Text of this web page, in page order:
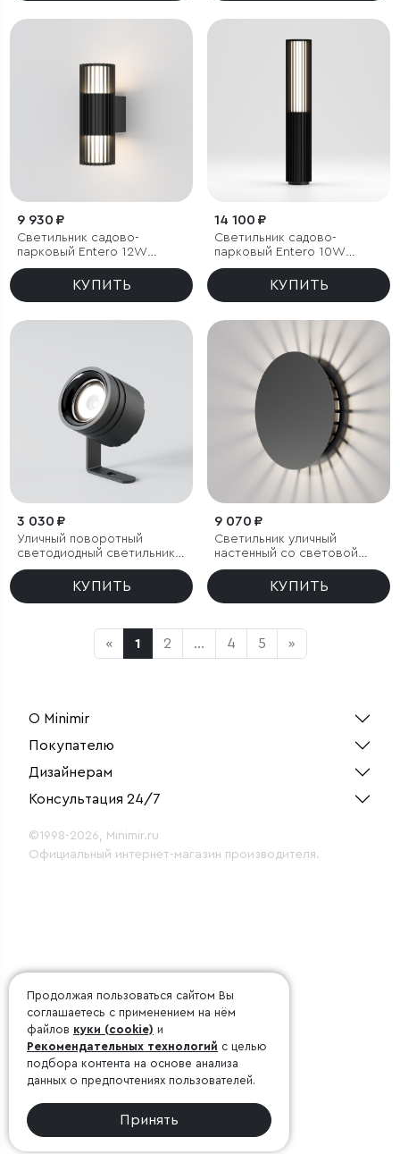
9 930 ₽
Светильник садово-
парковый Entero 12W
черный
КУПИТЬ
14 100 ₽
Светильник садово-
парковый Entero 10W
черный 4000К
КУПИТЬ
3 030 ₽
Уличный поворотный
светодиодный светильник
Landscape (35190/S)
КУПИТЬ
9 070 ₽
Светильник уличный
настенный со световой
проекцией Firenze
(35178/D) черный
КУПИТЬ
« 1 2 ... 4 5 »
О Minimir
Покупателю
Дизайнерам
Консультация 24/7
©1998-2026, Minimir.ru
Официальный интернет-магазин производителя.
Продолжая пользоваться сайтом Вы
соглашаетесь с применением на нём
файлов куки (cookie) и
Рекомендательных технологий с целью
подбора контента на основе анализа
данных о предпочтениях пользователей.
Принять